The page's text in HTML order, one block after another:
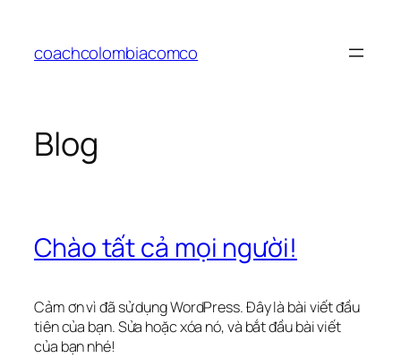
phầncoachcolombiacomco
Blog
Chào tất cả mọi người!
Cảm ơn vì đã sử dụng WordPress. Đây là bài viết đầu
tiên của bạn. Sửa hoặc xóa nó, và bắt đầu bài viết
của bạn nhé!